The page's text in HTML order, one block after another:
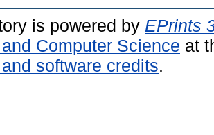
is powered by EPrints
Computer Science at
software credits.